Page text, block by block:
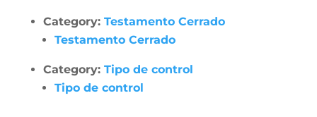
Category: Testamento Cerrado
Testamento Cerrado
Category: Tipo de control
Tipo de control